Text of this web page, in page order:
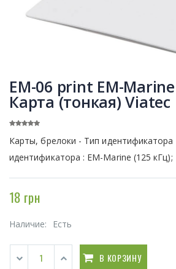
ЕМ-06 print EM-
Карта (тонкая) Viatec
Карты, брелоки - Тип идентификатора
идентификатора : EM-Marine (125
18 грн
Наличие: Есть
В КОРЗИНУ